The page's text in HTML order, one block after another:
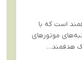
است که با
موتورهای
هدفمند…